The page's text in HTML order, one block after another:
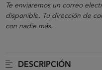
Te enviaremos un correo
disponible. Tu dirección de
con nadie más.
DESCRIPCIÓN